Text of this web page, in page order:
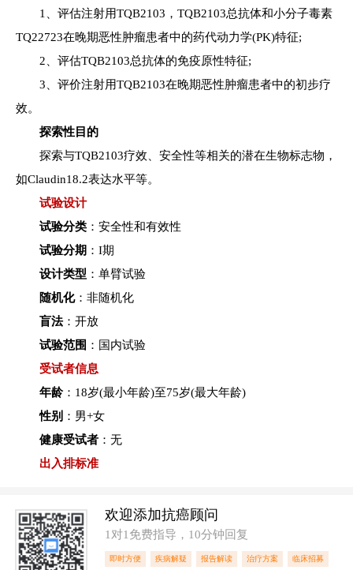
1、评估注射用TQB2103，TQB2103总抗体和小分子毒素
TQ22723在晚期恶性肿瘤患者中的药代动力学(PK)特征;
2、评估TQB2103总抗体的免疫原性特征;
3、评价注射用TQB2103在晚期恶性肿瘤患者中的初步疗
效。
探索性目的
探索与TQB2103疗效、安全性等相关的潜在生物标志物，
如Claudin18.2表达水平等。
试验设计
试验分类 ：安全性和有效性
试验分期 ：I期
设计类型 ：单臂试验
随机化：非随机化
盲法：开放
试验范围 ：国内试验
受试者信息
年龄 ：18岁(最小年龄)至75岁(最大年龄)
性别 ：男+女
健康受试者 ：无
出入排标准
欢迎添加抗癌顾问
1对1免费指导，10分钟回复
即时方便 疾病解疑 报告解读 治疗方案 临床招募